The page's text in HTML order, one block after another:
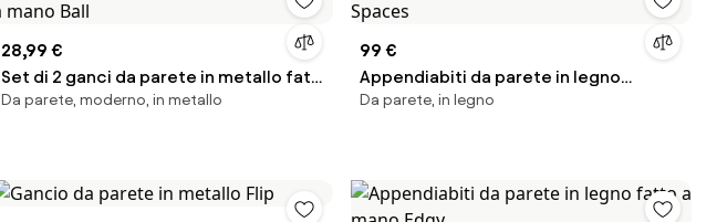
28,99 €
Set di 2 ganci da parete in metallo fatti
a mano Ball
Da parete, moderno, in metallo
99 €
Appendiabiti da parete in legno
Spaces
Da parete, in legno